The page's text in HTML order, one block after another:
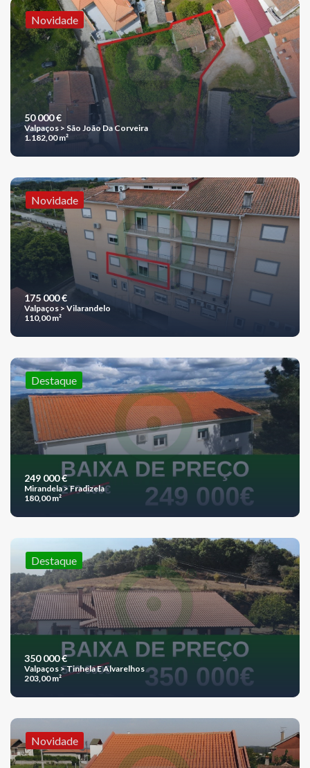
Novidade
50 000 €
Valpaços > São João Da Corveira
1.182,00 m²
Novidade
175 000 €
Valpaços > Vilarandelo
110,00 m²
Destaque
249 000 €
Mirandela > Fradizela
180,00 m²
Destaque
350 000 €
Valpaços > Tinhela E Alvarelhos
203,00 m²
Novidade